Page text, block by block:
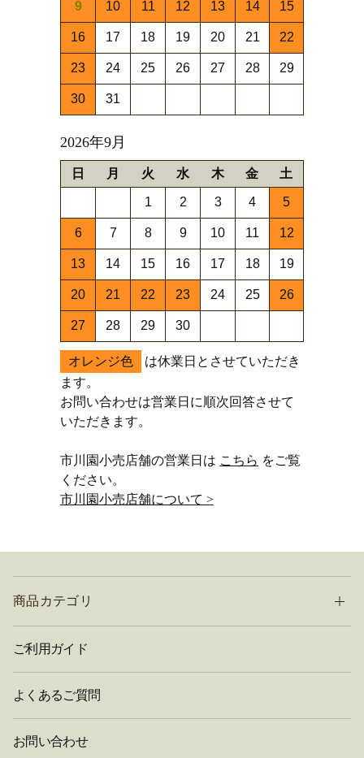
9 10 11 12 13 14 15
16 17 18 19 20 21 22
23 24 25 26 27 28 29
30 31
2026年9月
日 月 火 水 木 金 土
1 2 3 4 5
6 7 8 9 10 11 12
13 14 15 16 17 18 19
20 21 22 23 24 25 26
27 28 29 30
オレンジ色
は休業日とさせていただき
ます。
お問い合わせは営業日に順次回答させて
いただきます。
市川園小売店舗の営業日は こちら をご覧
ください。
市川園小売店舗について >
商品カテゴリ
ご利用ガイド
よくあるご質問
お問い合わせ